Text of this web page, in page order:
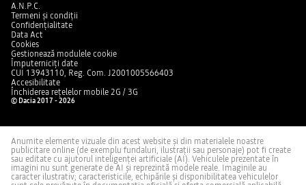
A.N.P.C.
Termeni și condiții
Confidențialitate
Data Act
Cookies
Gestionează modulele cookie
Împuterniciți date
CUI 13943110, Reg. Com. J2001005566403
Accesibilitate
Închiderea rețelelor mobile 2G / 3G
© Dacia 2017 - 2026
Anumite elemente vizuale din acest website și din materialele noastre
publicitare online (de exemplu fundaluri, ilustrații sau personaje) pot fi create
sau editate cu ajutorul inteligenței artificiale (AI). Vehiculele prezentate în
imagini nu sunt generate de AI și reprezintă modele reale. Imaginile au
caracter ilustrativ; caracteristicile, echipările și disponibilitatea vehiculelor